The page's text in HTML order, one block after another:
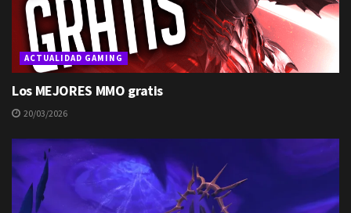
ACTUALIDAD GAMING
Los MEJORES MMO gratis
20/03/2026